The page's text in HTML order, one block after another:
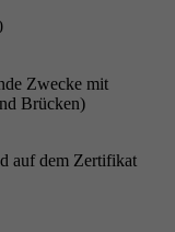
Zwecke mit
Brücken)
auf dem Zertifikat